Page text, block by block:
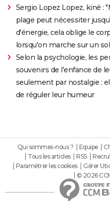
Sergio Lopez Lopez, kiné :
plage peut nécessiter
d'énergie, cela oblige le
lorsqu'on marche sur un
Selon la psychologie, les
souvenirs de l'enfance de
seulement par nostalgie :
de réguler leur humeur
Qui sommes-nous ? Equipe
Tous les articles
RSS
Paramétrer les cookies
Gérer
© 2026